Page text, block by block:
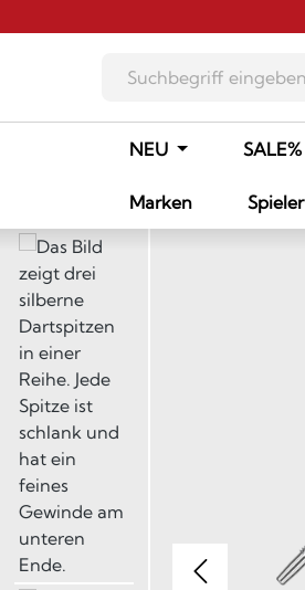
NEU SALE%
Marken
Spieler
Bildergalerie überspringen